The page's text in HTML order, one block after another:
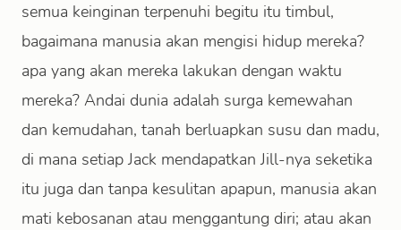
semua keinginan terpenuhi begitu itu timbul,
bagaimana manusia akan mengisi hidup mereka?
apa yang akan mereka lakukan dengan waktu
mereka? Andai dunia adalah surga kemewahan
dan kemudahan, tanah berluapkan susu dan madu,
di mana setiap Jack mendapatkan Jill-nya seketika
itu juga dan tanpa kesulitan apapun, manusia akan
mati kebosanan atau menggantung diri; atau akan